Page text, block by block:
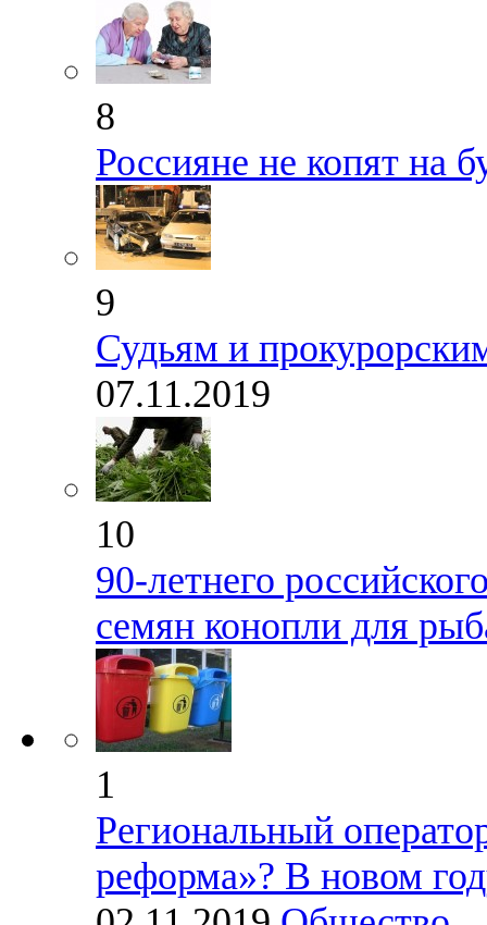
8
Россияне не копят на
9
Судьям и
07.11.2019
10
90-летнего
семян конопли для
1
Региональный
реформа»? В новом